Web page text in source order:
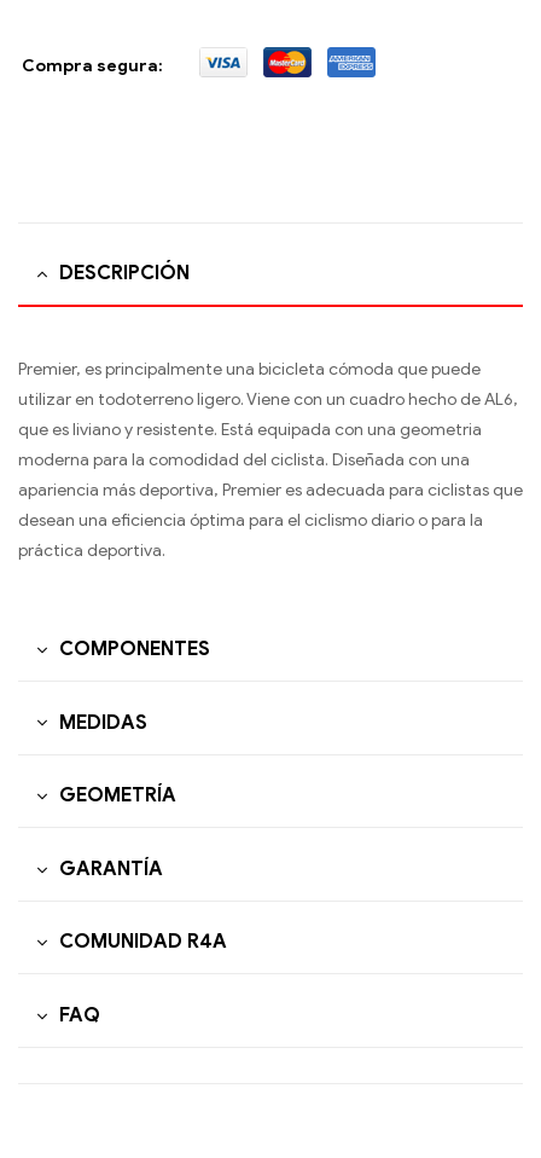
Compra segura:
DESCRIPCIÓN
Premier, es principalmente una bicicleta cómoda que puede
utilizar en todoterreno ligero. Viene con un cuadro hecho de AL6,
que es liviano y resistente. Está equipada con una geometr­ia
moderna para la comodidad del ciclista. Diseñada con una
apariencia más deportiva, Premier es adecuada para ciclistas que
desean una eficiencia óptima para el ciclismo diario o para la
práctica deportiva.
COMPONENTES
MEDIDAS
GEOMETRÍA
GARANTÍA
COMUNIDAD R4A
FAQ